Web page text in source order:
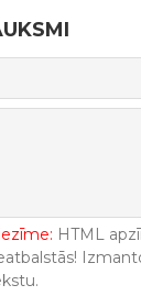
HTML